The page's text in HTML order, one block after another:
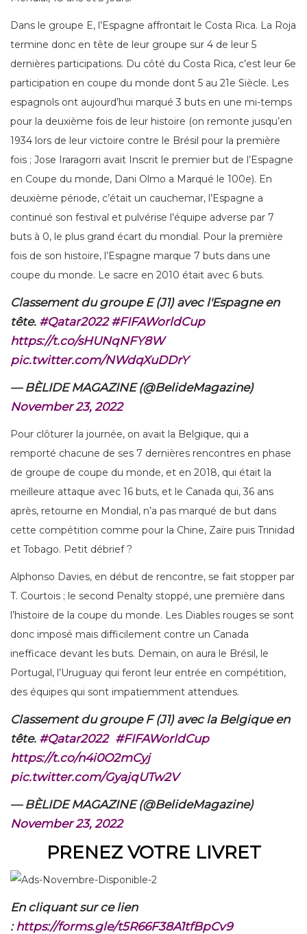
Dans le groupe E, l’Espagne affrontait le Costa Rica. La Roja
termine donc en tête de leur groupe sur 4 de leur 5
dernières participations. Du côté du Costa Rica, c’est leur 6e
participation en coupe du monde dont 5 au 21e Siècle. Les
espagnols ont aujourd’hui marqué 3 buts en une mi-temps
pour la deuxième fois de leur histoire (on remonte jusqu’en
1934 lors de leur victoire contre le Brésil pour la première
fois ; Jose Iraragorri avait Inscrit le premier but de l’Espagne
en Coupe du monde, Dani Olmo a Marqué le 100e). En
deuxième période, c’était un cauchemar, l’Espagne a
continué son festival et pulvérise l’équipe adverse par 7
buts à 0, le plus grand écart du mondial. Pour la première
fois de son histoire, l’Espagne marque 7 buts dans une
coupe du monde. Le sacre en 2010 était avec 6 buts.
Classement du groupe E (J1) avec l'Espagne en
tête. #Qatar2022 #FIFAWorldCup
https://t.co/sHUNqNFY8W
pic.twitter.com/NWdqXuDDrY
— BÈLIDE MAGAZINE (@BelideMagazine)
November 23, 2022
Pour clôturer la journée, on avait la Belgique, qui a
remporté chacune de ses 7 dernières rencontres en phase
de groupe de coupe du monde, et en 2018, qui était la
meilleure attaque avec 16 buts, et le Canada qui, 36 ans
après, retourne en Mondial, n’a pas marqué de but dans
cette compétition comme pour la Chine, Zaïre puis Trinidad
et Tobago. Petit débrief ?
Alphonso Davies, en début de rencontre, se fait stopper par
T. Courtois ; le second Penalty stoppé, une première dans
l’histoire de la coupe du monde. Les Diables rouges se sont
donc imposé mais difficilement contre un Canada
inefficace devant les buts. Demain, on aura le Brésil, le
Portugal, l’Uruguay qui feront leur entrée en compétition,
des équipes qui sont impatiemment attendues.
Classement du groupe F (J1) avec la Belgique en
tête. #Qatar2022 #FIFAWorldCup
https://t.co/n4i0O2mCyj
pic.twitter.com/GyajqUTw2V
— BÈLIDE MAGAZINE (@BelideMagazine)
November 23, 2022
PRENEZ VOTRE LIVRET
En cliquant sur ce lien
: https://forms.gle/t5R66F38A1tfBpCv9